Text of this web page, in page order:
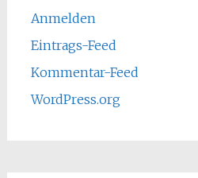
Anmelden
Eintrags-Feed
Kommentar-Feed
WordPress.org